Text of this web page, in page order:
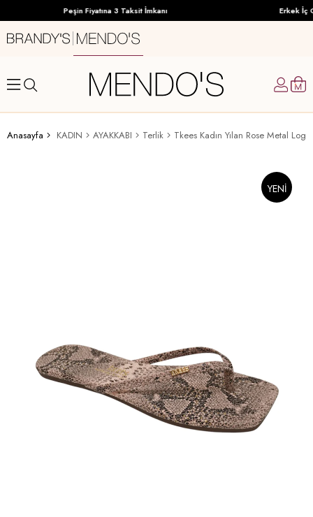
Peşin Fiyatına 3 Taksit İmkanı Erkek İç
Anasayfa KADIN AYAKKABI Terlik
YENI